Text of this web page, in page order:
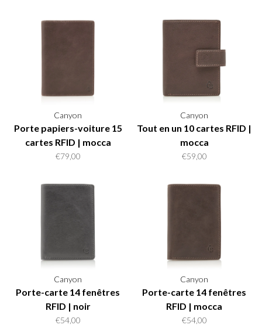
Canyon
Porte papiers-voiture 15
cartes RFID | mocca
€79,00
Canyon
Tout en un 10 cartes RFID |
mocca
€59,00
Canyon
Porte-carte 14 fenêtres
RFID | noir
€54,00
Canyon
Porte-carte 14 fenêtres
RFID | mocca
€54,00